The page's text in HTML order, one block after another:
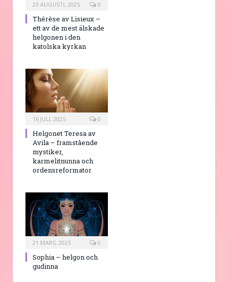
23 AUGUSTI, 2025 0
Thérèse av Lisieux –
ett av de mest älskade
helgonen i den
katolska kyrkan
16 JULI, 2025 0
Helgonet Teresa av
Avila – framstående
mystiker,
karmelitnunna och
ordensreformator
21 MARS, 2025 0
Sophia – helgon och
gudinna